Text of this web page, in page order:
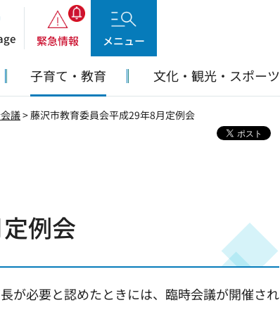
緊急情報 メニュー
子育て・教育 文化・観光・スポーツ
議> 藤沢市教育委員会平成29年8月定例会
例会
が必要と認めたときには、臨時会議が開催され